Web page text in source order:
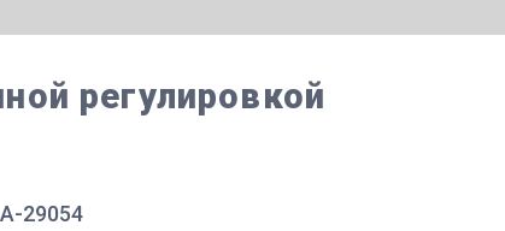
регулировкой
29054